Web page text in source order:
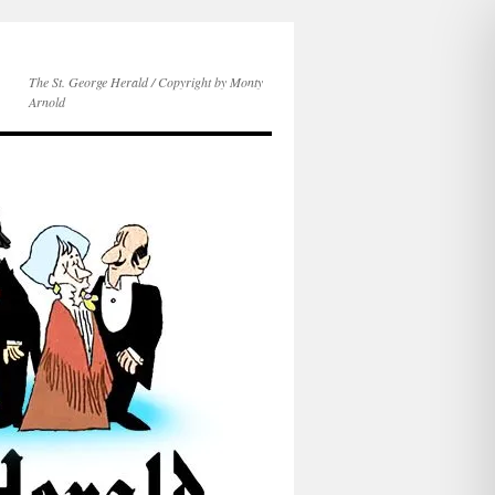
The St. George Herald / Copyright by Monty
Arnold